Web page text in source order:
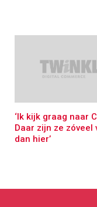
‘Ik kijk graag naar
Daar zijn ze zóveel
dan hier’